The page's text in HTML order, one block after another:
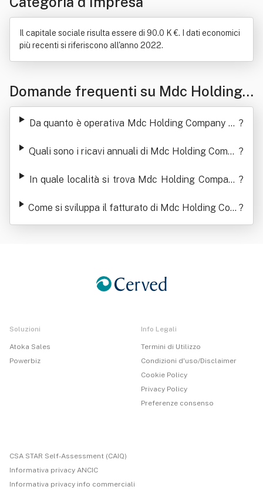
Pubblicità
Il capitale sociale risulta essere di 90.0 K €. I dati economici
più recenti si riferiscono all'anno 2022.
Domande frequenti su Mdc Holding
Company Srl
Da quanto è operativa Mdc Holding Company Sr ?
Quali sono i ricavi annuali di Mdc Holding Compa ?
In quale località si trova Mdc Holding Company ?
Come si sviluppa il fatturato di Mdc Holding Com
pany Srl
?
Soluzioni
Atoka Sales
Powerbiz
Info Legali
Termini di Utilizzo
Condizioni d'uso/Disclaimer
Cookie Policy
Privacy Policy
Preferenze consenso
CSA STAR Self-Assessment (CAIQ)
Informativa privacy ANCIC
Informativa privacy info commerciali